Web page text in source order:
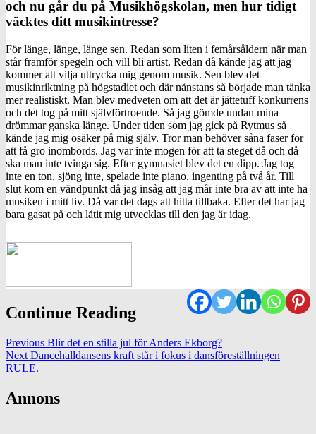
och nu går du på Musikhögskolan, men hur tidigt
väcktes ditt musikintresse?
För länge, länge, länge sen. Redan som liten i femårsåldern när man
står framför spegeln och vill bli artist. Redan då kände jag att jag
kommer att vilja uttrycka mig genom musik. Sen blev det
musikinriktning på högstadiet och där nånstans så började man tänka
mer realistiskt. Man blev medveten om att det är jättetuff konkurrens
och det tog på mitt självförtroende. Så jag gömde undan mina
drömmar ganska länge. Under tiden som jag gick på Rytmus så
kände jag mig osäker på mig själv. Tror man behöver såna faser för
att få gro inombords. Jag var inte mogen för att ta steget då och då
ska man inte tvinga sig. Efter gymnasiet blev det en dipp. Jag tog
inte en ton, sjöng inte, spelade inte piano, ingenting på två år. Till
slut kom en vändpunkt då jag insåg att jag mår inte bra av att inte ha
musiken i mitt liv. Då var det dags att hitta tillbaka. Efter det har jag
bara gasat på och låtit mig utvecklas till den jag är idag.
Continue Reading
Previous Blir det en stilla jul för Anders Ekborg?
Next Dancehalldansens kraft står i fokus i dansföreställningen
RULE.
Annons